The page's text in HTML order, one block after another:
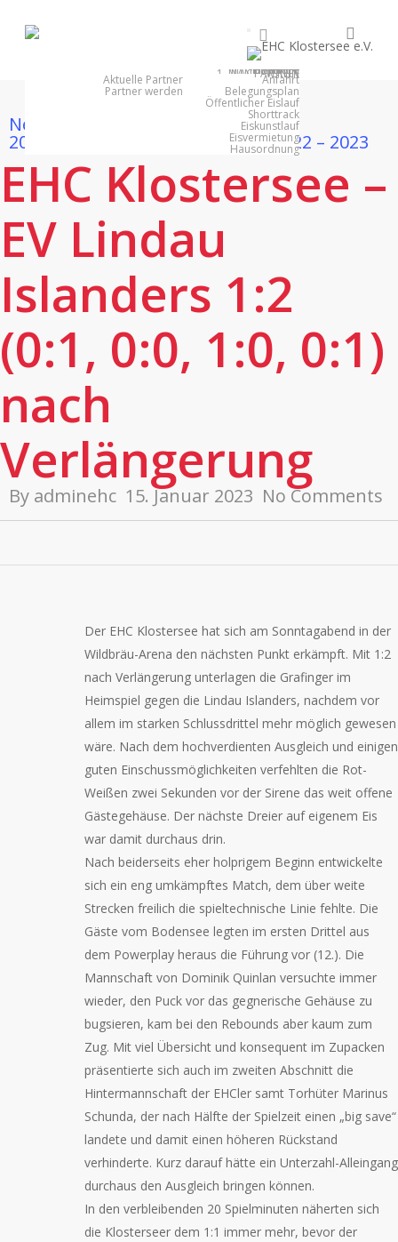
1. MANNSCHAFT
NACHWUCHS
EISHALLE
Anfahrt
Belegungsplan
Öffentlicher Eislauf
Shorttrack
Eiskunstlauf
Eisvermietung
Hausordnung
VEREIN
PARTNER
Aktuelle Partner
Partner werden
facebook instagram
News
2023 Spielberichte 2022 – 2023
EHC Klostersee –
EV Lindau
Islanders 1:2
(0:1, 0:0, 1:0, 0:1)
nach
Verlängerung
By adminehc 15. Januar 2023 No Comments
Der EHC Klostersee hat sich am Sonntagabend in der
Wildbräu-Arena den nächsten Punkt erkämpft. Mit 1:2
nach Verlängerung unterlagen die Grafinger im
Heimspiel gegen die Lindau Islanders, nachdem vor
allem im starken Schlussdrittel mehr möglich gewesen
wäre. Nach dem hochverdienten Ausgleich und einigen
guten Einschussmöglichkeiten verfehlten die Rot-
Weißen zwei Sekunden vor der Sirene das weit offene
Gästegehäuse. Der nächste Dreier auf eigenem Eis
war damit durchaus drin.
Nach beiderseits eher holprigem Beginn entwickelte
sich ein eng umkämpftes Match, dem über weite
Strecken freilich die spieltechnische Linie fehlte. Die
Gäste vom Bodensee legten im ersten Drittel aus
dem Powerplay heraus die Führung vor (12.). Die
Mannschaft von Dominik Quinlan versuchte immer
wieder, den Puck vor das gegnerische Gehäuse zu
bugsieren, kam bei den Rebounds aber kaum zum
Zug. Mit viel Übersicht und konsequent im Zupacken
präsentierte sich auch im zweiten Abschnitt die
Hintermannschaft der EHCler samt Torhüter Marinus
Schunda, der nach Hälfte der Spielzeit einen „big save“
landete und damit einen höheren Rückstand
verhinderte. Kurz darauf hätte ein Unterzahl-Alleingang
durchaus den Ausgleich bringen können.
In den verbleibenden 20 Spielminuten näherten sich
die Klosterseer dem 1:1 immer mehr, bevor der